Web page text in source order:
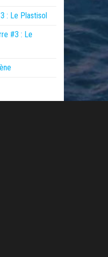
: Le Plastisol
#3 : Le